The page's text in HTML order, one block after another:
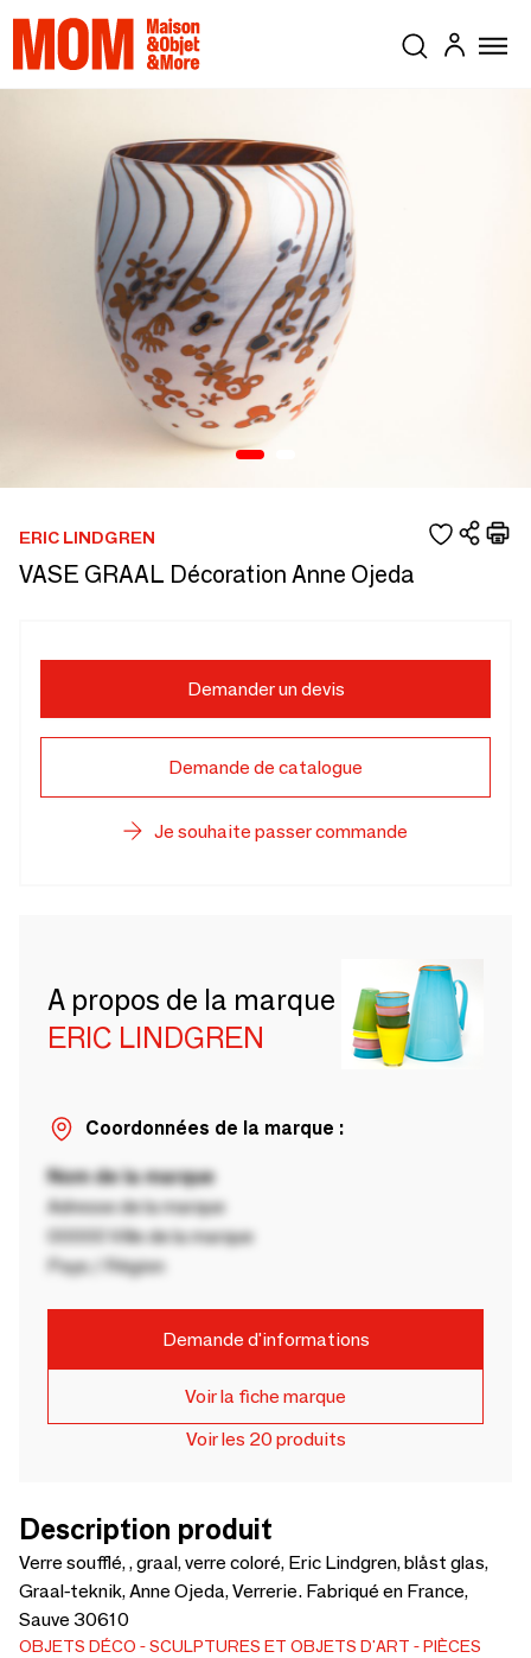
ERIC LINDGREN
VASE GRAAL Décoration Anne Ojeda
Demander un devis
Demande de catalogue
Je souhaite passer commande
A propos de la marque
ERIC LINDGREN
Coordonnées de la marque :
Nom de la marque
Adresse de la marque
00000 Ville de la marque
Pays / Région
Demande d'informations
Voir la fiche marque
Voir les 20 produits
Description produit
Verre soufflé, , graal, verre coloré, Eric Lindgren, blåst glas,
Graal-teknik, Anne Ojeda, Verrerie. Fabriqué en France,
Sauve 30610
OBJETS DÉCO SCULPTURES ET OBJETS D'ART
PIÈCES